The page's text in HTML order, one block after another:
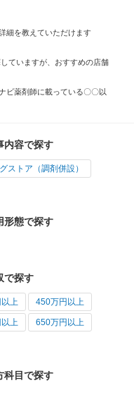
細を教えていただけます
ていますが、おすすめの店舗
ビ薬剤師に載っている〇〇以
内容で探す
ストア（調剤併設）
形態で探す
で探す
上 450万円以上
上 650万円以上
科目で探す